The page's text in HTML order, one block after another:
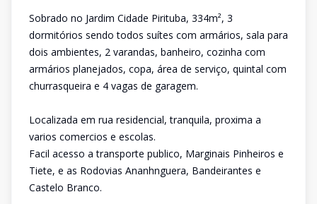
Sobrado no Jardim Cidade Pirituba, 334m², 3
dormitórios sendo todos suítes com armários, sala para
dois ambientes, 2 varandas, banheiro, cozinha com
armários planejados, copa, área de serviço, quintal com
churrasqueira e 4 vagas de garagem.
Localizada em rua residencial, tranquila, proxima a
varios comercios e escolas.
Facil acesso a transporte publico, Marginais Pinheiros e
Tiete, e as Rodovias Ananhnguera, Bandeirantes e
Castelo Branco.